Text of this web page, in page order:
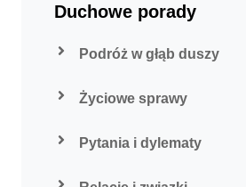
Duchowe porady
Podróż w głąb duszy
Życiowe sprawy
Pytania i dylematy